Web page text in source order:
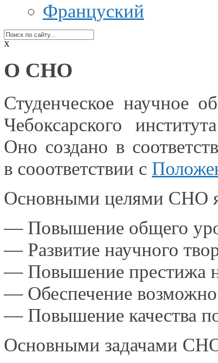
Француский
X
О СНО
Студенческое научное
Чебоксарского
Оно создано в
в сооответствии с
Основными целями СНО
— Повышение общего
— Развитие научного
— Повышение престижа
— Обеспечение
— Повышение качества
Основными задачами